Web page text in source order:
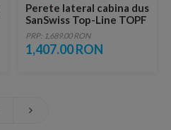
Perete lateral cabina dus
SanSwiss Top-Line TOPF
75xH190 profil argintiu
PRP: 1,689.00 RON
1,407.00 RON